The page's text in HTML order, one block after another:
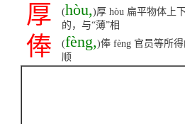
厚 (hòu,)厚 hòu 扁平物体上
的，与“薄”相
俸 (fèng,)俸 fèng 官员等所
顺